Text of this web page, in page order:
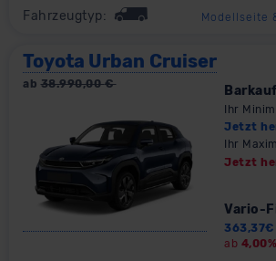
Fahrzeugtyp: Modellseite
Toyota Urban Cruiser
ab 38.990,00€ Barkauf
Ihr
Jetzt
Ihr
Jetzt
Vario-
363,37€
ab 4,00%